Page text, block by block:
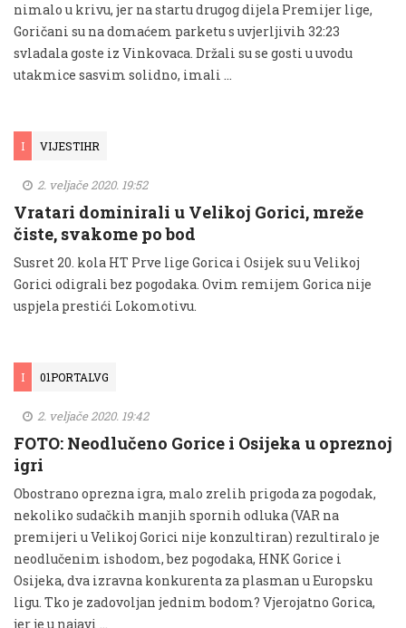
nimalo u krivu, jer na startu drugog dijela Premijer lige,
Goričani su na domaćem parketu s uvjerljivih 32:23
svladala goste iz Vinkovaca. Držali su se gosti u uvodu
utakmice sasvim solidno, imali …
I VIJESTIHR
2. veljače 2020. 19:52
Vratari dominirali u Velikoj Gorici, mreže
čiste, svakome po bod
Susret 20. kola HT Prve lige Gorica i Osijek su u Velikoj
Gorici odigrali bez pogodaka. Ovim remijem Gorica nije
uspjela prestići Lokomotivu.
I 01PORTALVG
2. veljače 2020. 19:42
FOTO: Neodlučeno Gorice i Osijeka u opreznoj
igri
Obostrano oprezna igra, malo zrelih prigoda za pogodak,
nekoliko sudačkih manjih spornih odluka (VAR na
premijeri u Velikoj Gorici nije konzultiran) rezultiralo je
neodlučenim ishodom, bez pogodaka, HNK Gorice i
Osijeka, dva izravna konkurenta za plasman u Europsku
ligu. Tko je zadovoljan jednim bodom? Vjerojatno Gorica,
jer je u najavi …